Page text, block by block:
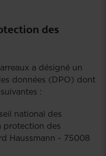
des
a désigné un
données (DPO) dont
:
national des
protection des
Haussmann - 75008